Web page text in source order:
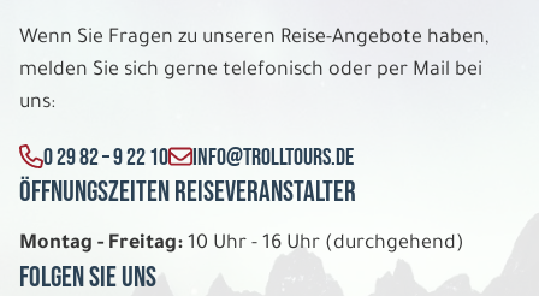
Wenn Sie Fragen zu unseren Reise-Angebote haben,
melden Sie sich gerne telefonisch oder per Mail bei
uns:
0 29 82 – 9 22 10 INFO@TROLLTOURS.DE
Öffnungszeiten Reiseveranstalter
Montag - Freitag: 10 Uhr - 16 Uhr (durchgehend)
Folgen Sie uns